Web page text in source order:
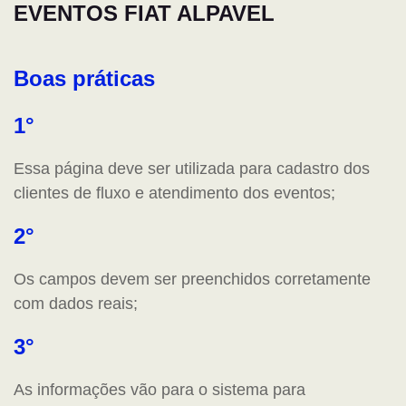
EVENTOS FIAT ALPAVEL
Boas práticas
1°
Essa página deve ser utilizada para cadastro dos
clientes de fluxo e atendimento dos eventos;
2°
Os campos devem ser preenchidos corretamente
com dados reais;
3°
As informações vão para o sistema para